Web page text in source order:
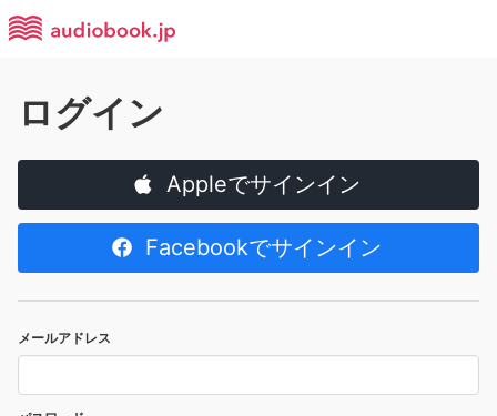
ログイン
Appleでサインイン
Facebookでサインイン
メールアドレス